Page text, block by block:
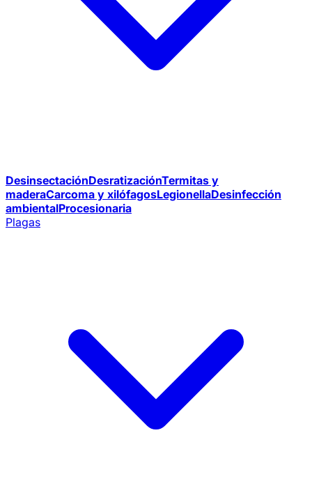
DesinsectaciónDesratizaciónTermitas y
maderaCarcoma y xilófagosLegionellaDesinfección
ambientalProcesionaria
Plagas